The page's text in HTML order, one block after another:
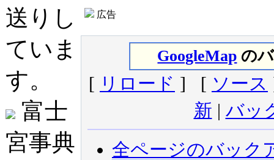
送りし
ていま
す。
富士
宮事典
広告
GoogleMap の
[ リロード ] [ ソース
新 | バッ
全ページのバック